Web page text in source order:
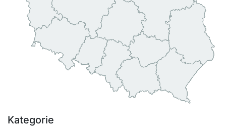
Kategorie